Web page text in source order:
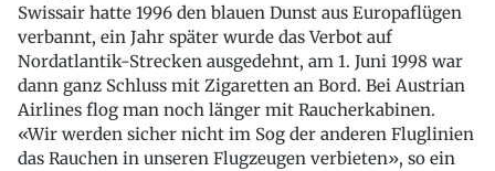
Swissair hatte 1996 den blauen Dunst aus Europaflügen
verbannt, ein Jahr später wurde das Verbot auf
Nordatlantik-Strecken ausgedehnt, am 1. Juni 1998 war
dann ganz Schluss mit Zigaretten an Bord. Bei Austrian
Airlines flog man noch länger mit Raucherkabinen.
«Wir werden sicher nicht im Sog der anderen Fluglinien
das Rauchen in unseren Flugzeugen verbieten», so ein